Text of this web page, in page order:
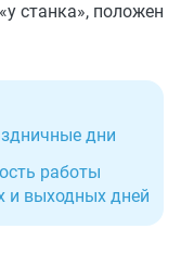
станка», положен
дни
работы
и выходных дней